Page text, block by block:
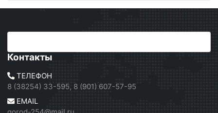
Контакты
ТЕЛЕФОН
8 (38254) 33-595, 8 (901) 607-57-95
EMAIL